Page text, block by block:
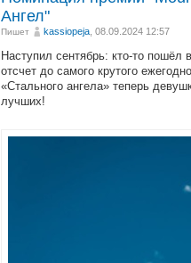
Ангел"
Пишет kassiopeja , 08.09.2024 12:57
Наступил сентябрь: кто-то пошёл
отсчет до самого крутого
«Стального ангела» теперь
лучших!